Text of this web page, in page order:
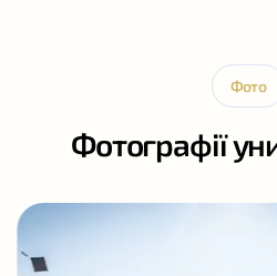
Фото
Фотографії